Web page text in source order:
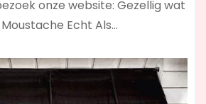
onze website: Gezellig wat
Echt Als…